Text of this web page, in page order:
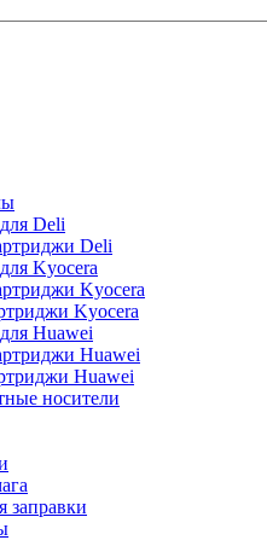
Deli
Deli
Kyocera
Kyocera
Kyocera
Huawei
Huawei
Huawei
носители
заправки